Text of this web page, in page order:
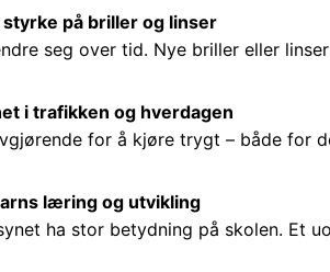
på briller og linser
seg over tid. Nye briller eller
i trafikken og hverdagen
for å kjøre trygt – både for
læring og utvikling
ha stor betydning på skolen. Et